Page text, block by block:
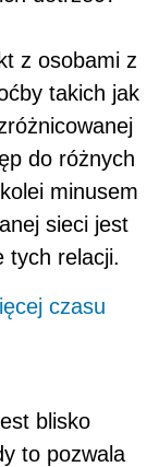
z osobami z
takich jak
do różnych
minusem
sieci jest
tych relacji.
czasu
blisko
to pozwala